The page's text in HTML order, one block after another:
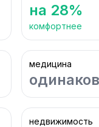
на 28%
комфортнее
медицина
недвижимость